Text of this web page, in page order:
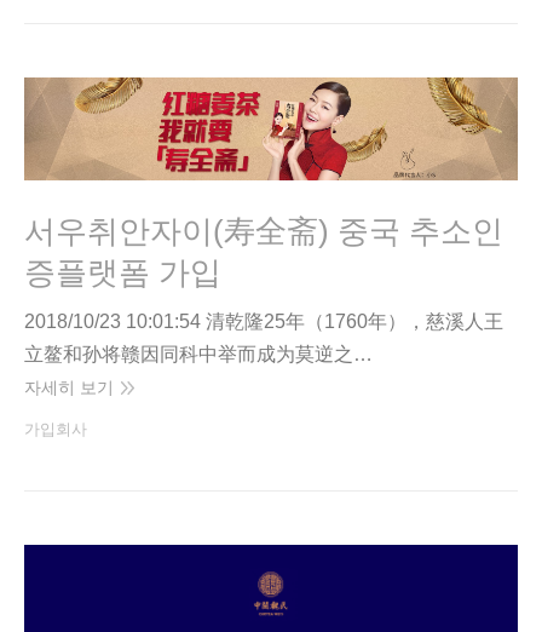
서우취안자이(寿全斋) 중국 추소인
증플랫폼 가입
2018/10/23 10:01:54 清乾隆25年（1760年），慈溪人王
立鳌和孙将赣因同科中举而成为莫逆之…
자세히 보기
가입회사